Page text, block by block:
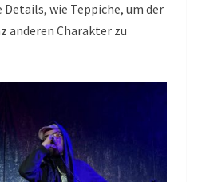
wie Teppiche, um der
anderen Charakter zu